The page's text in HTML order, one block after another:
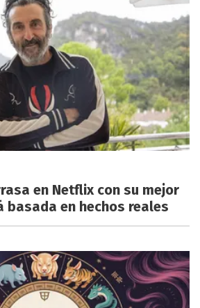
en Netflix con su mejor
basada en hechos reales